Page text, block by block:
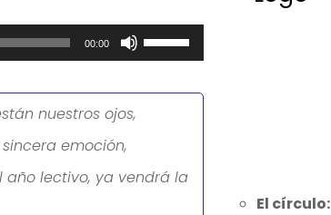
00:00
las
para
nuestros ojos,
emoción,
año lectivo, ya vendrá la
El círculo: